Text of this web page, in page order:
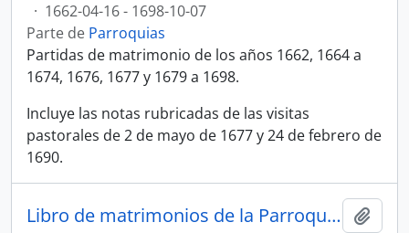
· 1662-04-16 - 1698-10-07
Parte de Parroquias
Partidas de matrimonio de los años 1662, 1664 a
1674, 1676, 1677 y 1679 a 1698.
Incluye las notas rubricadas de las visitas
pastorales de 2 de mayo de 1677 y 24 de febrero de
1690.
Libro de matrimonios de la Parroquia Nuestra Señora del Carmen, Cartago, n° 2 (1701-1705)